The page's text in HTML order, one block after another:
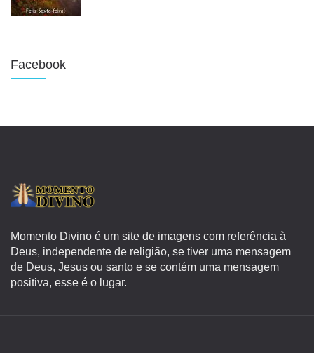
Facebook
Momento Divino é um site de imagens com referência à
Deus, independente de religião, se tiver uma mensagem
de Deus, Jesus ou santo e se contém uma mensagem
positiva, esse é o lugar.